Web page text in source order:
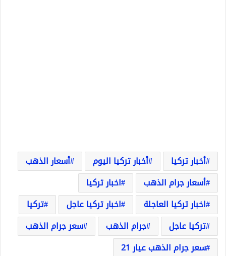
أخبار تركيا أخبار تركيا اليوم
أسعار الذهب
أسعار جرام الذهب
اخبار تركيا
اخبار تركيا العاجلة
اخبار تركيا عاجل
تركيا
تركيا عاجل
جرام الذهب
سعر جرام الذهب
سعر جرام الذهب عيار 21